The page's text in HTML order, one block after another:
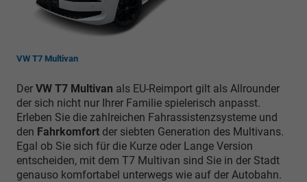
VW T7 Multivan
Der VW T7 Multivan als EU-Reimport gilt als Allrounder
der sich nicht nur Ihrer Familie spielerisch anpasst.
Erleben Sie die zahlreichen Fahrassistenzsysteme und
den Fahrkomfort der siebten Generation des Multivans.
Egal ob Sie sich für die Kurze oder Lange Version
entscheiden, mit dem T7 Multivan sind Sie in der Stadt
genauso komfortabel unterwegs wie auf der Autobahn.